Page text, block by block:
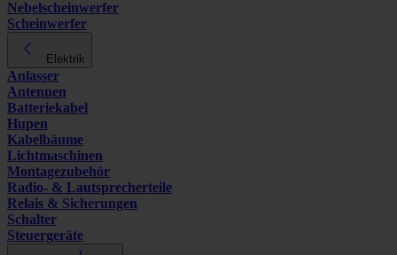
Nebelscheinwerfer
Scheinwerfer
Elektrik
Anlasser
Antennen
Batteriekabel
Hupen
Kabelbäume
Lichtmaschinen
Montagezubehör
Radio- & Lautsprecherteile
Relais & Sicherungen
Schalter
Steuergeräte